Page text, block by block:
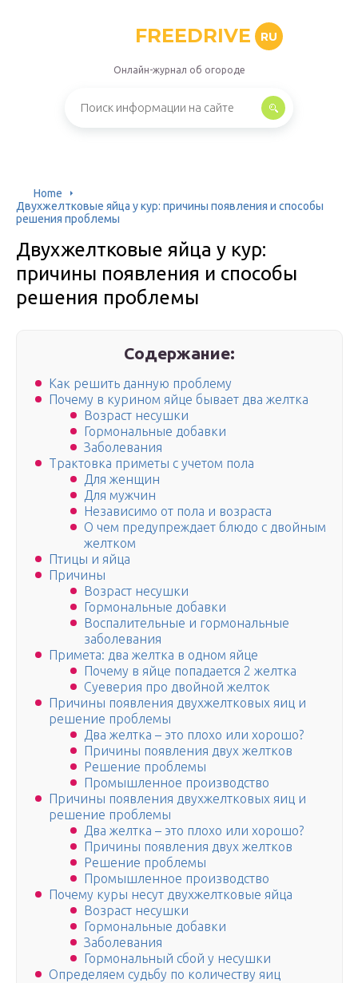
FREEDRIVE RU
Онлайн-журнал об огороде
Home
Двухжелтковые яйца у кур: причины появления и способы
решения проблемы
Двухжелтковые яйца у кур:
причины появления и способы
решения проблемы
Содержание:
Как решить данную проблему
Почему в курином яйце бывает два желтка
Возраст несушки
Гормональные добавки
Заболевания
Трактовка приметы с учетом пола
Для женщин
Для мужчин
Независимо от пола и возраста
О чем предупреждает блюдо с двойным
желтком
Птицы и яйца
Причины
Возраст несушки
Гормональные добавки
Воспалительные и гормональные
заболевания
Примета: два желтка в одном яйце
Почему в яйце попадается 2 желтка
Суеверия про двойной желток
Причины появления двухжелтковых яиц и
решение проблемы
Два желтка – это плохо или хорошо?
Причины появления двух желтков
Решение проблемы
Промышленное производство
Причины появления двухжелтковых яиц и
решение проблемы
Два желтка – это плохо или хорошо?
Причины появления двух желтков
Решение проблемы
Промышленное производство
Почему куры несут двухжелтковые яйца
Возраст несушки
Гормональные добавки
Заболевания
Гормональный сбой у несушки
Определяем судьбу по количеству яиц